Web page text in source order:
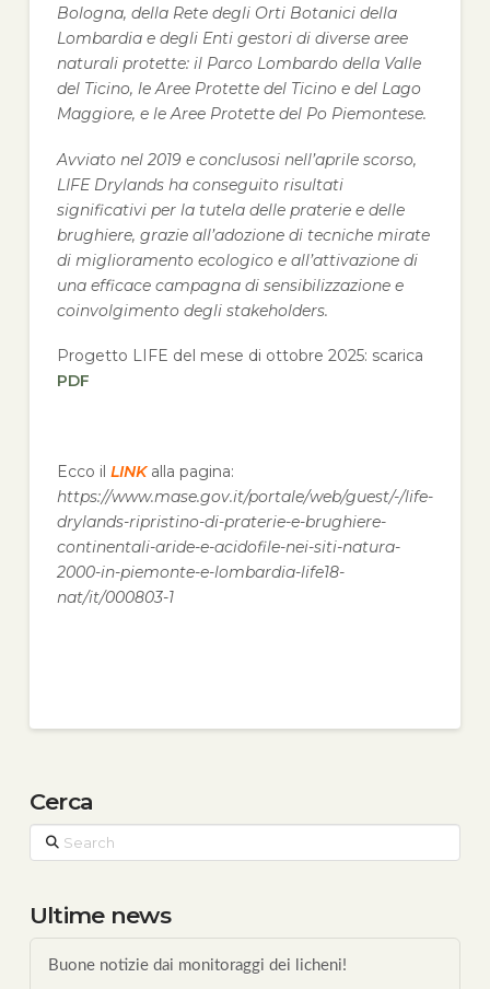
Bologna, della Rete degli Orti Botanici della
Lombardia e degli Enti gestori di diverse aree
naturali protette: il Parco Lombardo della Valle
del Ticino, le Aree Protette del Ticino e del Lago
Maggiore, e le Aree Protette del Po Piemontese.
Avviato nel 2019 e conclusosi nell’aprile scorso,
LIFE Drylands ha conseguito risultati
significativi per la tutela delle praterie e delle
brughiere, grazie all’adozione di tecniche mirate
di miglioramento ecologico e all’attivazione di
una efficace campagna di sensibilizzazione e
coinvolgimento degli stakeholders.
Progetto LIFE del mese di ottobre 2025: scarica
PDF
Ecco il LINK alla pagina:
https://www.mase.gov.it/portale/web/guest/-/life-
drylands-ripristino-di-praterie-e-brughiere-
continentali-aride-e-acidofile-nei-siti-natura-
2000-in-piemonte-e-lombardia-life18-
nat/it/000803-1
Cerca
Search
Ultime news
Buone notizie dai monitoraggi dei licheni!